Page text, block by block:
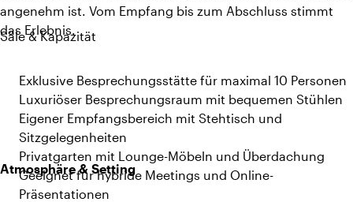
angenehm ist. Vom Empfang bis zum Abschluss stimmt
das Erlebnis.
Säle & Kapazität
Exklusive Besprechungsstätte für maximal 10 Personen
Luxuriöser Besprechungsraum mit bequemen Stühlen
Eigener Empfangsbereich mit Stehtisch und
Sitzgelegenheiten
Privatgarten mit Lounge-Möbeln und Überdachung
Geeignet für hybride Meetings und Online-
Präsentationen
Atmosphäre & Setting